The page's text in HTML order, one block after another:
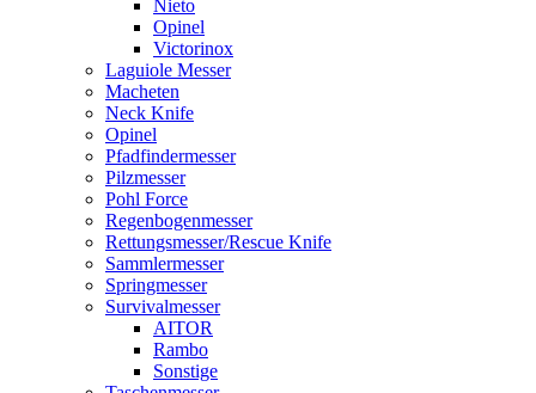
Nieto
Opinel
Victorinox
Laguiole Messer
Macheten
Neck Knife
Opinel
Pfadfindermesser
Pilzmesser
Pohl Force
Regenbogenmesser
Rettungsmesser/Rescue Knife
Sammlermesser
Springmesser
Survivalmesser
AITOR
Rambo
Sonstige